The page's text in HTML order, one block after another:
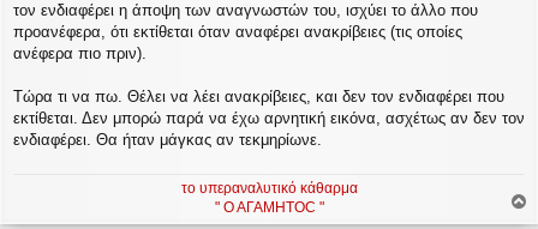
τον ενδιαφέρει η άποψη των αναγνωστών του, ισχύει το άλλο που
προανέφερα, ότι εκτίθεται όταν αναφέρει ανακρίβειες (τις οποίες
ανέφερα πιο πριν).
Τώρα τι να πω. Θέλει να λέει ανακρίβειες, και δεν τον ενδιαφέρει που
εκτίθεται. Δεν μπορώ παρά να έχω αρνητική εικόνα, ασχέτως αν δεν τον
ενδιαφέρει. Θα ήταν μάγκας αν τεκμηρίωνε.
το υπεραναλυτικό κάθαρμα
" Ο ΑΓΑΜΗΤΟC "